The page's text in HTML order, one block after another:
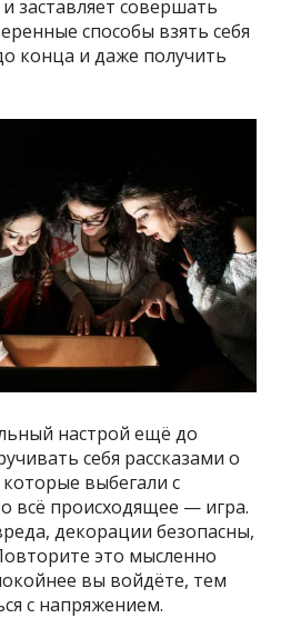
заставляет совершать
способы взять себя
конца и даже получить
настрой ещё до
себя рассказами о
выбегали с
всё происходящее — игра.
декорации безопасны,
это мысленно
вы войдёте, тем
с напряжением.